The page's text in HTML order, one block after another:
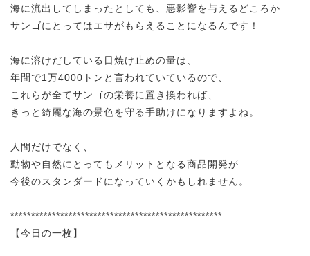
海に流出してしまったとしても、悪影響を与えるどころか
サンゴにとってはエサがもらえることになるんです！
海に溶けだしている日焼け止めの量は、
年間で1万4000トンと言われていているので、
これらが全てサンゴの栄養に置き換われば、
きっと綺麗な海の景色を守る手助けになりますよね。
人間だけでなく、
動物や自然にとってもメリットとなる商品開発が
今後のスタンダードになっていくかもしれません。
***************************************************
【今日の一枚】